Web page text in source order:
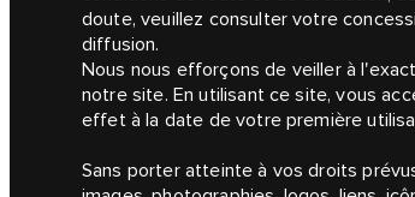
doute, veuillez consulter votre
diffusion.
Nous nous efforçons de veiller à
notre site. En utilisant ce site, vous
effet à la date de votre première
Sans porter atteinte à vos droits